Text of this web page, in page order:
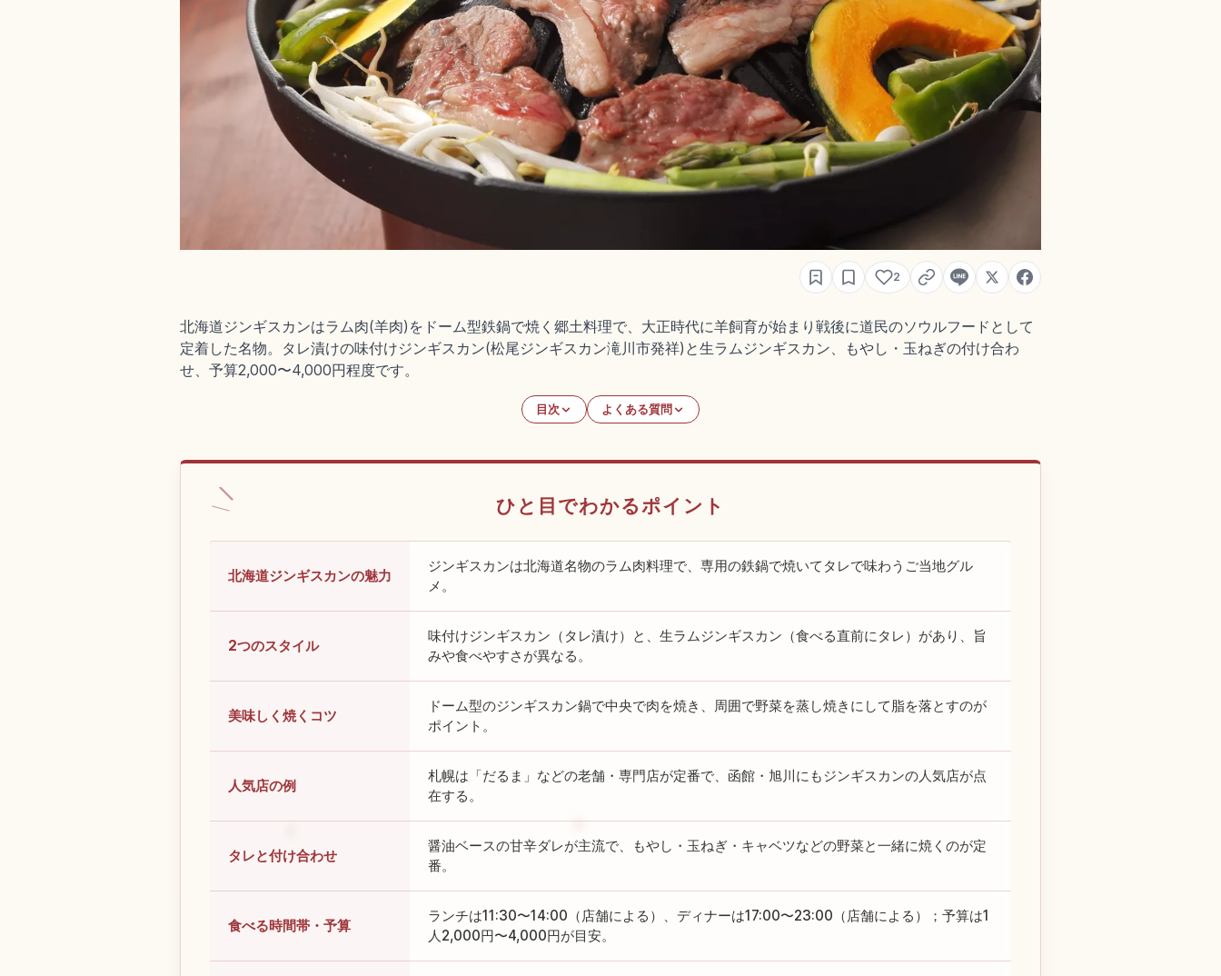
2
北海道ジンギスカンはラム肉(羊肉)をドーム型鉄鍋で焼く郷土料理で、大正時代に羊飼育が始まり戦後に道民のソウルフードとして
定着した名物。タレ漬けの味付けジンギスカン(松尾ジンギスカン滝川市発祥)と生ラムジンギスカン、もやし・玉ねぎの付け合わ
せ、予算2,000〜4,000円程度です。
目次 よくある質問
ひと目でわかるポイント
北海道ジンギスカンの魅力
ジンギスカンは北海道名物のラム肉料理で、専用の鉄鍋で焼いてタレで味わうご当地グル
メ。
2つのスタイル
味付けジンギスカン（タレ漬け）と、生ラムジンギスカン（食べる直前にタレ）があり、旨
みや食べやすさが異なる。
美味しく焼くコツ
ドーム型のジンギスカン鍋で中央で肉を焼き、周囲で野菜を蒸し焼きにして脂を落とすのが
ポイント。
人気店の例
札幌は「だるま」などの老舗・専門店が定番で、函館・旭川にもジンギスカンの人気店が点
在する。
タレと付け合わせ
醤油ベースの甘辛ダレが主流で、もやし・玉ねぎ・キャベツなどの野菜と一緒に焼くのが定
番。
食べる時間帯・予算
ランチは11:30〜14:00（店舗による）、ディナーは17:00〜23:00（店舗による）；予算は1
人2,000円〜4,000円が目安。